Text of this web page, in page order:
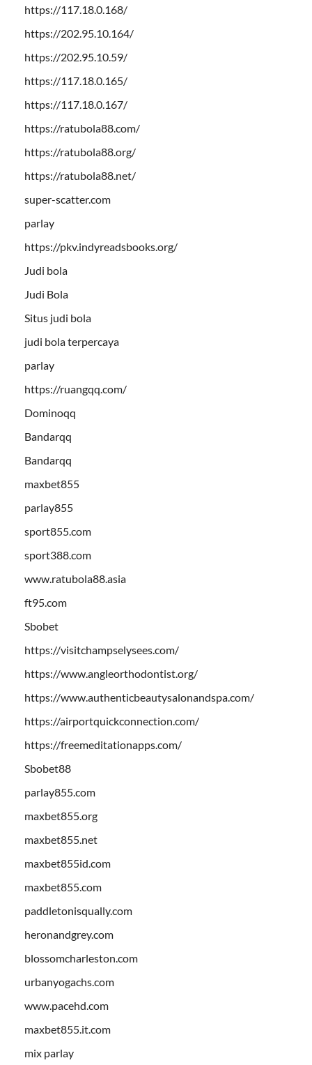
https://117.18.0.168/
https://202.95.10.164/
https://202.95.10.59/
https://117.18.0.165/
https://117.18.0.167/
https://ratubola88.com/
https://ratubola88.org/
https://ratubola88.net/
super-scatter.com
parlay
https://pkv.indyreadsbooks.org/
Judi bola
Judi Bola
Situs judi bola
judi bola terpercaya
parlay
https://ruangqq.com/
Dominoqq
Bandarqq
Bandarqq
maxbet855
parlay855
sport855.com
sport388.com
www.ratubola88.asia
ft95.com
Sbobet
https://visitchampselysees.com/
https://www.angleorthodontist.org/
https://www.authenticbeautysalonandspa.com/
https://airportquickconnection.com/
https://freemeditationapps.com/
Sbobet88
parlay855.com
maxbet855.org
maxbet855.net
maxbet855id.com
maxbet855.com
paddletonisqually.com
heronandgrey.com
blossomcharleston.com
urbanyogachs.com
www.pacehd.com
maxbet855.it.com
mix parlay